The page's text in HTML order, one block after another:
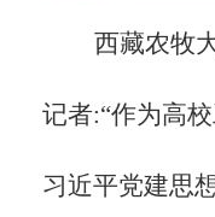
西藏农牧
记者:“作为高
习近平党建思